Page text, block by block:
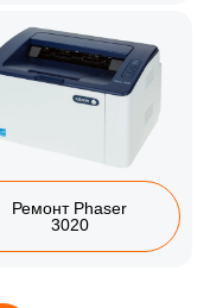
Ремонт Phaser
3020